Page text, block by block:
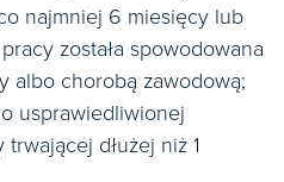
najmniej 6 miesięcy lub
została spowodowana
albo chorobą zawodową;
usprawiedliwionej
dłużej niż 1